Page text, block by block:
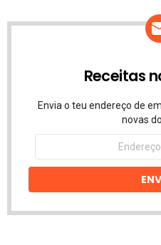
Receitas
Envia o teu endereço de
novas
Endereço
email